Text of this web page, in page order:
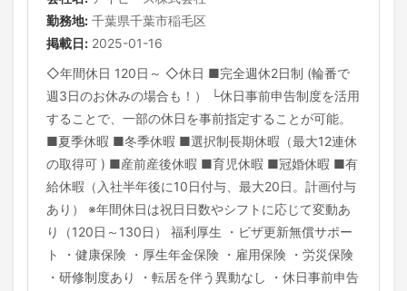
勤務地: 千葉県千葉市稲毛区
掲載日: 2025-01-16
◇年間休日 120日～ ◇休日 ■完全週休2日制 (輪番で
週3日のお休みの場合も！） └休日事前申告制度を活用
することで、一部の休日を事前指定することが可能。
■夏季休暇 ■冬季休暇 ■選択制長期休暇（最大12連休
の取得可 ) ■産前産後休暇 ■育児休暇 ■冠婚休暇 ■有
給休暇（入社半年後に10日付与、最大20日。計画付与
あり） ※年間休日は祝日日数やシフトに応じて変動あ
り（120日～130日） 福利厚生 ・ビザ更新無償サポー
ト ・健康保険 ・厚生年金保険 ・雇用保険 ・労災保険
・研修制度あり ・転居を伴う異動なし ・休日事前申告